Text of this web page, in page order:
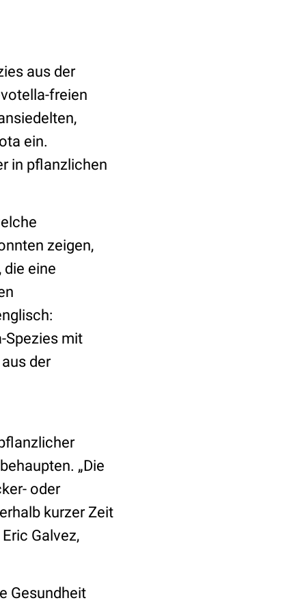
aus der
freien
ein.
in pflanzlichen
zeigen,
eine
Spezies mit
der
„Die
oder
kurzer Zeit
Galvez,
Gesundheit